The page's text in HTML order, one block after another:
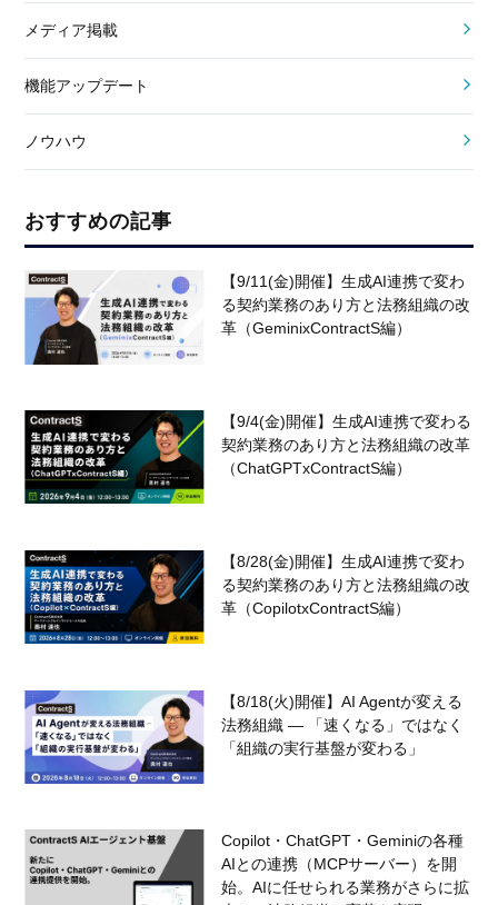
メディア掲載
機能アップデート
ノウハウ
おすすめの記事
【9/11(金)開催】生成AI連携で変わ
る契約業務のあり方と法務組織の改
革（GeminixContractS編）
【9/4(金)開催】生成AI連携で変わる
契約業務のあり方と法務組織の改革
（ChatGPTxContractS編）
【8/28(金)開催】生成AI連携で変わ
る契約業務のあり方と法務組織の改
革（CopilotxContractS編）
【8/18(火)開催】AI Agentが変える
法務組織 — 「速くなる」ではなく
「組織の実行基盤が変わる」
Copilot・ChatGPT・Geminiの各種
AIとの連携（MCPサーバー）を開
始。AIに任せられる業務がさらに拡